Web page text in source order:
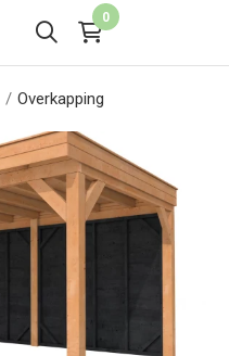
0
/ Overkapping